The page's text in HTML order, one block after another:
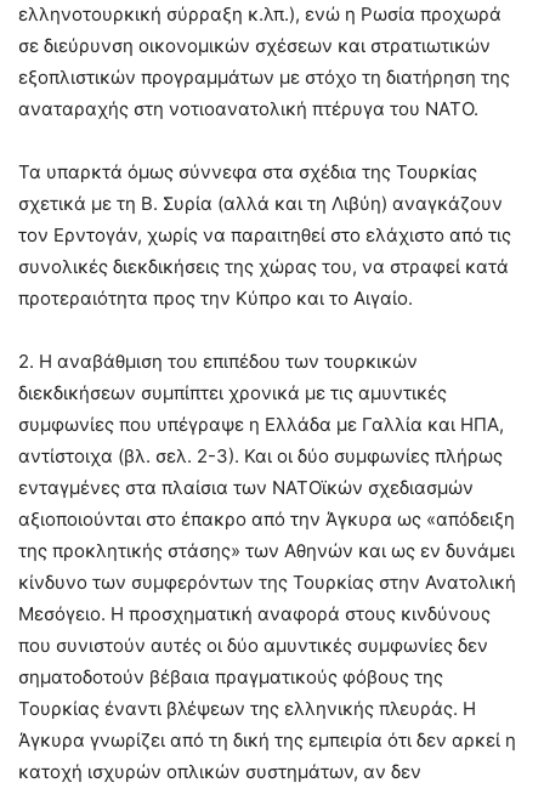
ελληνοτουρκική σύρραξη κ.λπ.), ενώ η Ρωσία προχωρά
σε διεύρυνση οικονομικών σχέσεων και στρατιωτικών
εξοπλιστικών προγραμμάτων με στόχο τη διατήρηση της
αναταραχής στη νοτιοανατολική πτέρυγα του ΝΑΤΟ.
Τα υπαρκτά όμως σύννεφα στα σχέδια της Τουρκίας
σχετικά με τη Β. Συρία (αλλά και τη Λιβύη) αναγκάζουν
τον Ερντογάν, χωρίς να παραιτηθεί στο ελάχιστο από τις
συνολικές διεκδικήσεις της χώρας του, να στραφεί κατά
προτεραιότητα προς την Κύπρο και το Αιγαίο.
2. Η αναβάθμιση του επιπέδου των τουρκικών
διεκδικήσεων συμπίπτει χρονικά με τις αμυντικές
συμφωνίες που υπέγραψε η Ελλάδα με Γαλλία και ΗΠΑ,
αντίστοιχα (βλ. σελ. 2-3). Και οι δύο συμφωνίες πλήρως
ενταγμένες στα πλαίσια των ΝΑΤΟϊκών σχεδιασμών
αξιοποιούνται στο έπακρο από την Άγκυρα ως «απόδειξη
της προκλητικής στάσης» των Αθηνών και ως εν δυνάμει
κίνδυνο των συμφερόντων της Τουρκίας στην Ανατολική
Μεσόγειο. Η προσχηματική αναφορά στους κινδύνους
που συνιστούν αυτές οι δύο αμυντικές συμφωνίες δεν
σηματοδοτούν βέβαια πραγματικούς φόβους της
Τουρκίας έναντι βλέψεων της ελληνικής πλευράς. Η
Άγκυρα γνωρίζει από τη δική της εμπειρία ότι δεν αρκεί η
κατοχή ισχυρών οπλικών συστημάτων, αν δεν